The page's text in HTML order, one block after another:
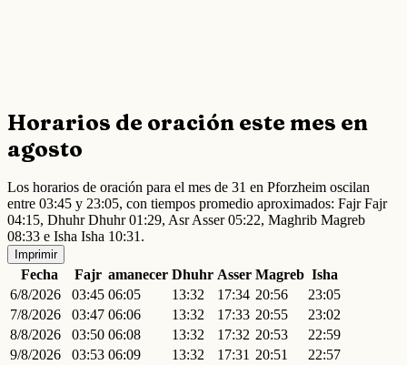
Horarios de oración este mes en
agosto
Los horarios de oración para el mes de 31 en Pforzheim oscilan
entre 03:45 y 23:05, con tiempos promedio aproximados: Fajr Fajr
04:15, Dhuhr Dhuhr 01:29, Asr Asser 05:22, Maghrib Magreb
08:33 e Isha Isha 10:31.
Imprimir
Fecha Fajr amanecer Dhuhr Asser Magreb Isha
6/8/2026
03:45 06:05 13:32 17:34 20:56
23:05
7/8/2026
03:47 06:06 13:32 17:33 20:55
23:02
8/8/2026
03:50 06:08 13:32 17:32 20:53
22:59
9/8/2026
03:53 06:09 13:32 17:31 20:51
22:57